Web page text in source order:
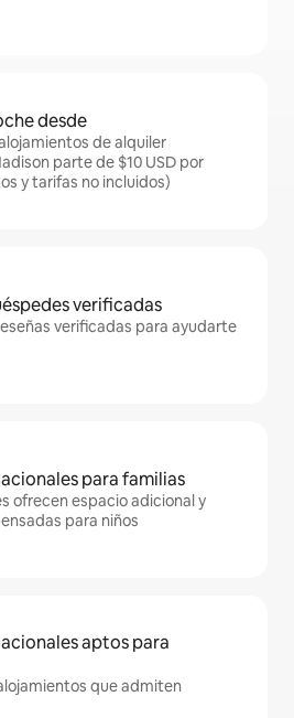
desde
de alquiler
parte de $10 USD por
y tarifas no incluidos)
verificadas
verificadas para ayudarte
para familias
ofrecen espacio adicional y
para niños
aptos para
que admiten